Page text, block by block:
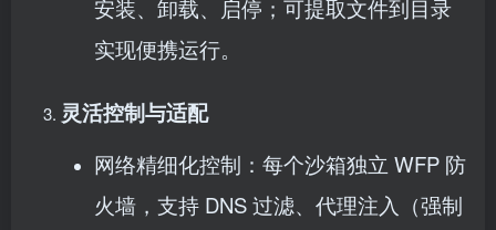
安装、卸载、启停；可提取文件到目录
实现便携运行。
灵活控制与适配
网络精细化控制：每个沙箱独立 WFP 防
火墙，支持 DNS 过滤、代理注入（强制